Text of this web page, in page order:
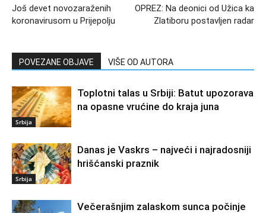
Još devet novozaraženih
koronavirusom u Prijepolju
OPREZ: Na deonici od Užica ka
Zlatiboru postavljen radar
POVEZANE OBJAVE VIŠE OD AUTORA
Srbija
Toplotni talas u Srbiji: Batut upozorava
na opasne vrućine do kraja juna
Srbija
Danas je Vaskrs – najveći i najradosniji
hrišćanski praznik
Večerašnjim zalaskom sunca počinje